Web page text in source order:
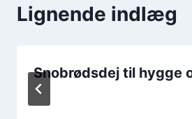
Lignende indlæg
Snobrødsdej til hygge